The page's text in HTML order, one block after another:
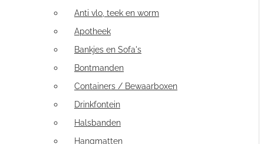
Anti vlo, teek en worm
Apotheek
Bankjes en Sofa's
Bontmanden
Containers / Bewaarboxen
Drinkfontein
Halsbanden
Hangmatten